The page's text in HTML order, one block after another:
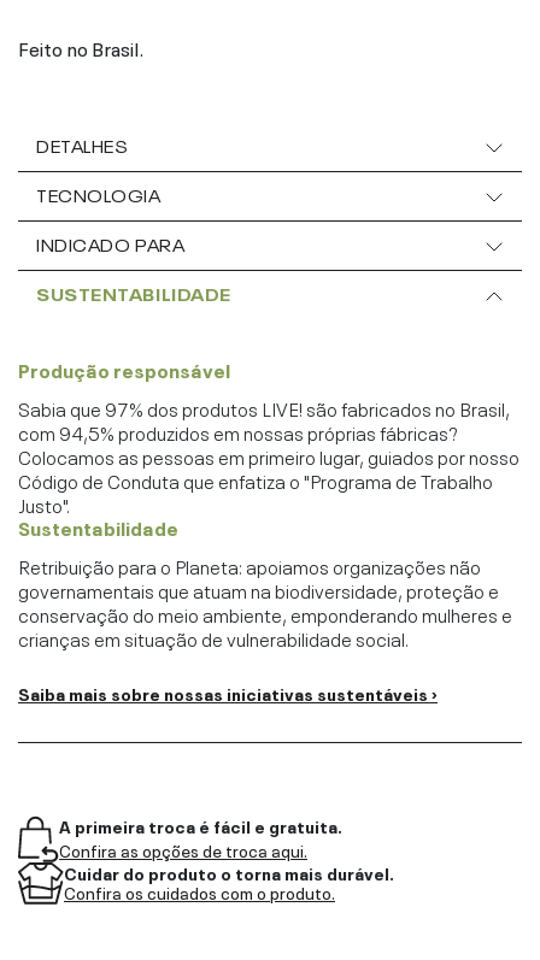
Feito no Brasil.
DETALHES
TECNOLOGIA
INDICADO PARA
SUSTENTABILIDADE
Produção responsável
Sabia que 97% dos produtos LIVE! são fabricados no Brasil,
com 94,5% produzidos em nossas próprias fábricas?
Colocamos as pessoas em primeiro lugar, guiados por nosso
Código de Conduta que enfatiza o "Programa de Trabalho
Justo".
Sustentabilidade
Retribuição para o Planeta: apoiamos organizações não
governamentais que atuam na biodiversidade, proteção e
conservação do meio ambiente, emponderando mulheres e
crianças em situação de vulnerabilidade social.
Saiba mais sobre nossas iniciativas sustentáveis ›
A primeira troca é fácil e gratuita.
Confira as opções de troca aqui.
Cuidar do produto o torna mais durável.
Confira os cuidados com o produto.